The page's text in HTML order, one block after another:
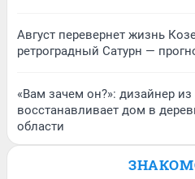
Август перевернет жизнь
ретроградный Сатурн —
«Вам зачем он?»: дизайнер
восстанавливает дом в
области